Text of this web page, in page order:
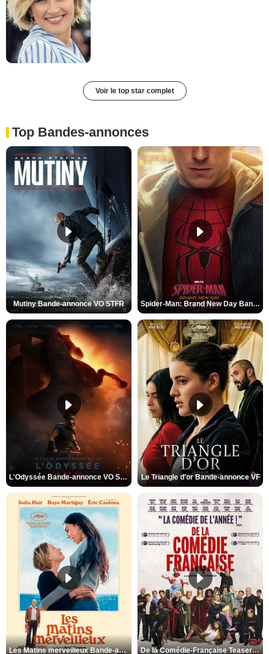
Voir le top star complet
Top Bandes-annonces
Mutiny Bande-annonce VO STFR Spider-Man: Brand New Day Bande-annonce VO STFR
L'Odyssée Bande-annonce VO STFR Le Triangle d'or Bande-annonce VF
Les Matins merveilleux Bande-annonce VF De la Comédie-Française Teaser VF